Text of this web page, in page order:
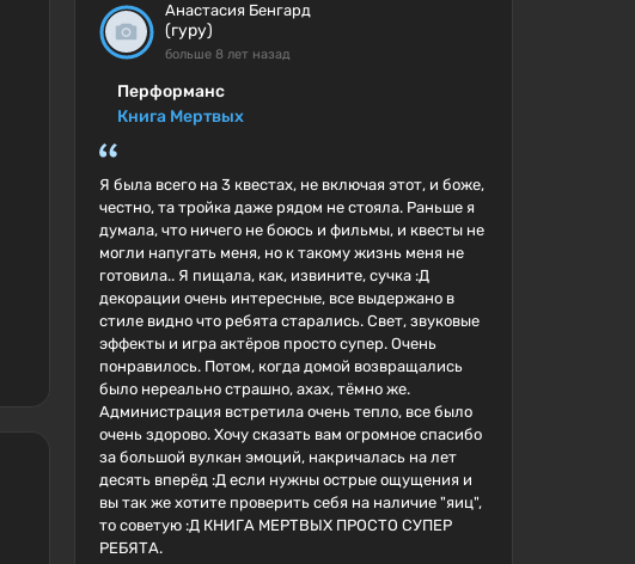
Анастасия Бенгард
(гуру)
больше 8 лет назад
Перформанс
Книга Мертвых
Я была всего на 3 квестах, не включая этот, и боже,
честно, та тройка даже рядом не стояла. Раньше я
думала, что ничего не боюсь и фильмы, и квесты не
могли напугать меня, но к такому жизнь меня не
готовила.. Я пищала, как, извините, сучка :Д
декорации очень интересные, все выдержано в
стиле видно что ребята старались. Свет, звуковые
эффекты и игра актёров просто супер. Очень
понравилось. Потом, когда домой возвращались
было нереально страшно, ахах, тёмно же.
Администрация встретила очень тепло, все было
очень здорово. Хочу сказать вам огромное спасибо
за большой вулкан эмоций, накричалась на лет
десять вперёд :Д если нужны острые ощущения и
вы так же хотите проверить себя на наличие "яиц",
то советую :Д КНИГА МЕРТВЫХ ПРОСТО СУПЕР
РЕБЯТА.